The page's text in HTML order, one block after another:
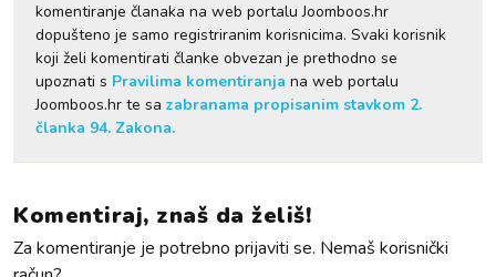
komentiranje članaka na web portalu Joomboos.hr
dopušteno je samo registriranim korisnicima. Svaki korisnik
koji želi komentirati članke obvezan je prethodno se
upoznati s Pravilima komentiranja na web portalu
Joomboos.hr te sa zabranama propisanim stavkom 2.
članka 94. Zakona.
Komentiraj, znaš da želiš!
Za komentiranje je potrebno prijaviti se. Nemaš korisnički